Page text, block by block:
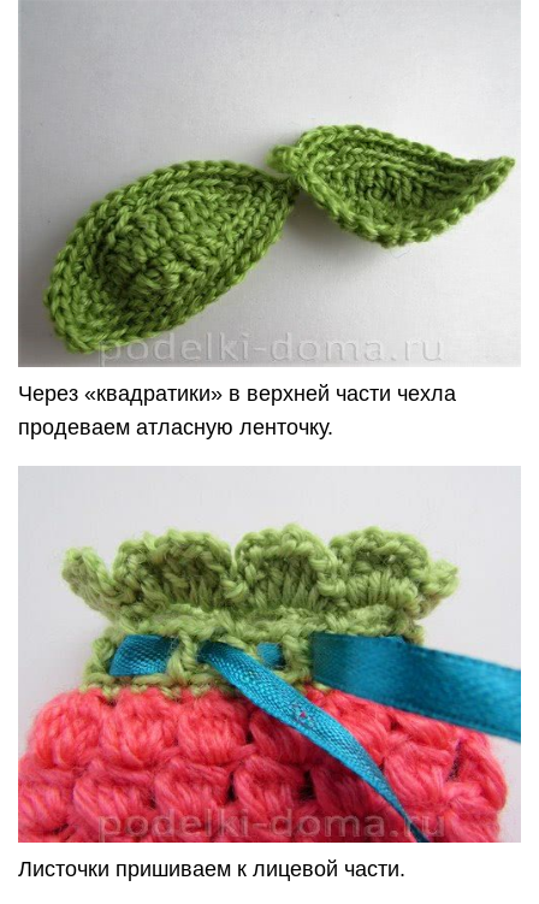
Через «квадратики» в верхней части чехла
продеваем атласную ленточку.
Листочки пришиваем к лицевой части.